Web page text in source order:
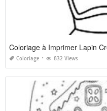
Coloriage à Imprimer Lapin
Coloriage 832 Views